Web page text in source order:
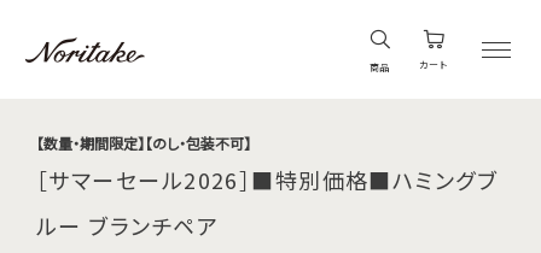
商品 カート
【数量・期間限定】【のし・包装不可】
［サマーセール2026］■特別価格■ハミングブ
ルー ブランチペア